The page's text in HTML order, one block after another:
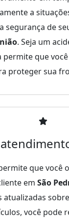
a
segurança de
. Seja um
permite que
proteger sua
que você
em São
você pode